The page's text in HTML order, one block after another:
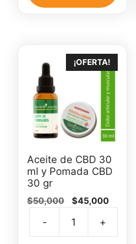
¡OFERTA!
Aceite de CBD 30
ml y Pomada CBD
30 gr
$50,000
El
original
era:
$45,000El
es:
- +